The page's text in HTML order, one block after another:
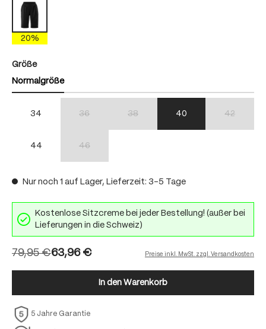
black
20%
Größeauswählen
Normalgröße
34 36 38 40 42
44 46
Nur noch 1 auf Lager, Lieferzeit: 3-5 Tage
Kostenlose Sitzcreme bei jeder Bestellung! (außer bei
Lieferungen in die Schweiz)
63,96 €
79,95 € Preise inkl. MwSt. zzgl. Versandkosten
In den Warenkorb
5 Jahre Garantie